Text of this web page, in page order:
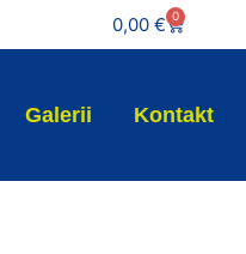
0,00€ 0
Galerii Kontakt